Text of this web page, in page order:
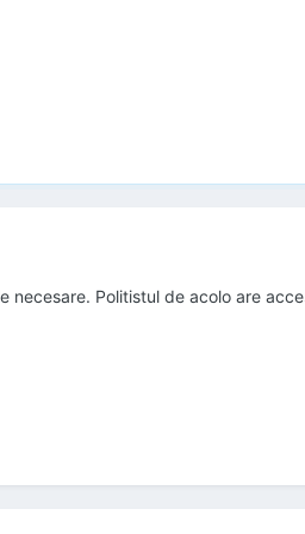
necesare. Politistul de acolo are